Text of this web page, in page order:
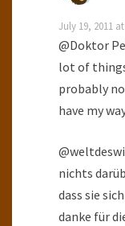
July 19, 2011
@Doktor
lot of
probably
have my
nichts
dass sie
danke für